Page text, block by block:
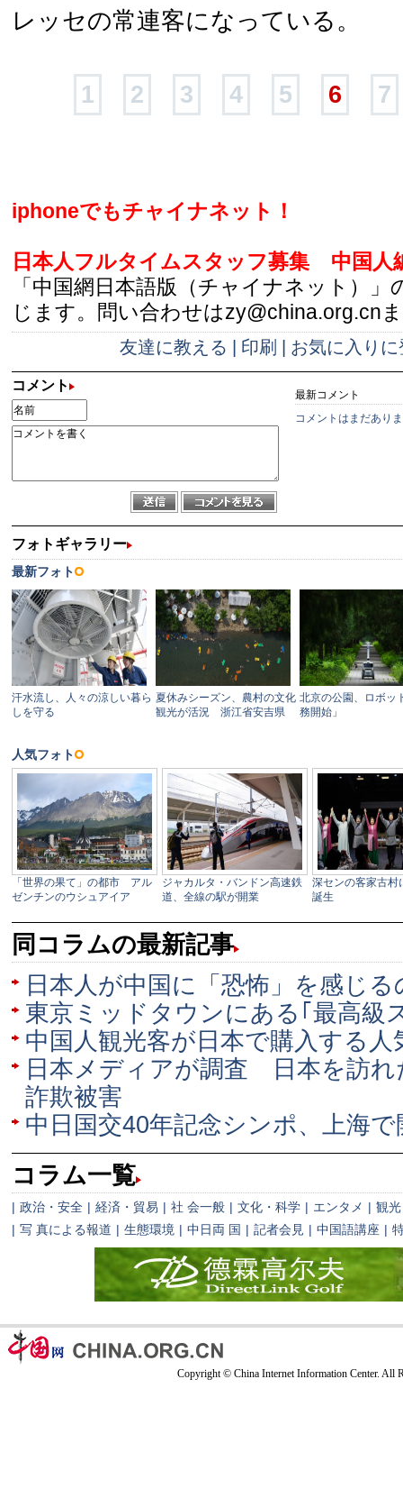
レッセの常連客になっている。
1 2 3 4 5 6 7
iphoneでもチャイナネット！
日本人フルタイムスタッフ募集
中国人
「中国網日本語版（チャイナネット）」
じます。問い合わせはzy@china.org.cn
友達に教える 印刷 お気に入りに
コメント
最新コメント
コメントはまだあり
同コラムの最新記事
日本人が中国に「恐怖」を感じ
東京ミッドタウンにある｢最高級
中国人観光客が日本で購入する人
日本メディアが調査 日本を訪れ
詐欺被害
中日国交40年記念シンポ、上海で
コラム一覧
| 政治・安全 | 経済・貿易 | 社 会一般 | 文化・科学 | エンタメ | 観光
| 写 真による報道 | 生態環境 | 中日両 国 | 記者会見 | 中国語講座 |